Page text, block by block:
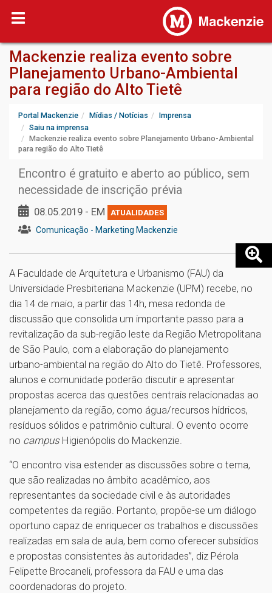
Mackenzie realiza evento sobre
Planejamento Urbano-Ambiental
para região do Alto Tietê
Portal Mackenzie Mídias / Notícias
Imprensa
Saiu na imprensa
Mackenzie realiza evento sobre Planejamento Urbano-Ambiental
para região do Alto Tietê
Encontro é gratuito e aberto ao público, sem
necessidade de inscrição prévia
08.05.2019 - EM ATUALIDADES
Comunicação - Marketing Mackenzie
A Faculdade de Arquitetura e Urbanismo (FAU) da
Universidade Presbiteriana Mackenzie (UPM) recebe, no
dia 14 de maio, a partir das 14h, mesa redonda de
discussão que consolida um importante passo para a
revitalização da sub-região leste da Região Metropolitana
de São Paulo, com a elaboração do planejamento
urbano-ambiental na região do Alto do Tietê. Professores,
alunos e comunidade poderão discutir e apresentar
propostas acerca das questões centrais relacionadas ao
planejamento da região, como água/recursos hídricos,
resíduos sólidos e patrimônio cultural. O evento ocorre
no campus Higienópolis do Mackenzie.
“O encontro visa estender as discussões sobre o tema,
que são realizadas no âmbito acadêmico, aos
representantes da sociedade civil e às autoridades
competentes da região. Portanto, propõe-se um diálogo
oportuno capaz de enriquecer os trabalhos e discussões
realizadas em sala de aula, bem como oferecer subsídios
e propostas consistentes às autoridades”, diz Pérola
Felipette Brocaneli, professora da FAU e uma das
coordenadoras do projeto.